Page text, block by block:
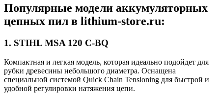
Популярные модели аккумуляторных
цепных пил в lithium-store.ru:
1. STIHL MSA 120 C-BQ
Компактная и легкая модель, которая идеально подойдет для
рубки древесины небольшого диаметра. Оснащена
специальной системой Quick Chain Tensioning для быстрой и
удобной регулировки натяжения цепи.